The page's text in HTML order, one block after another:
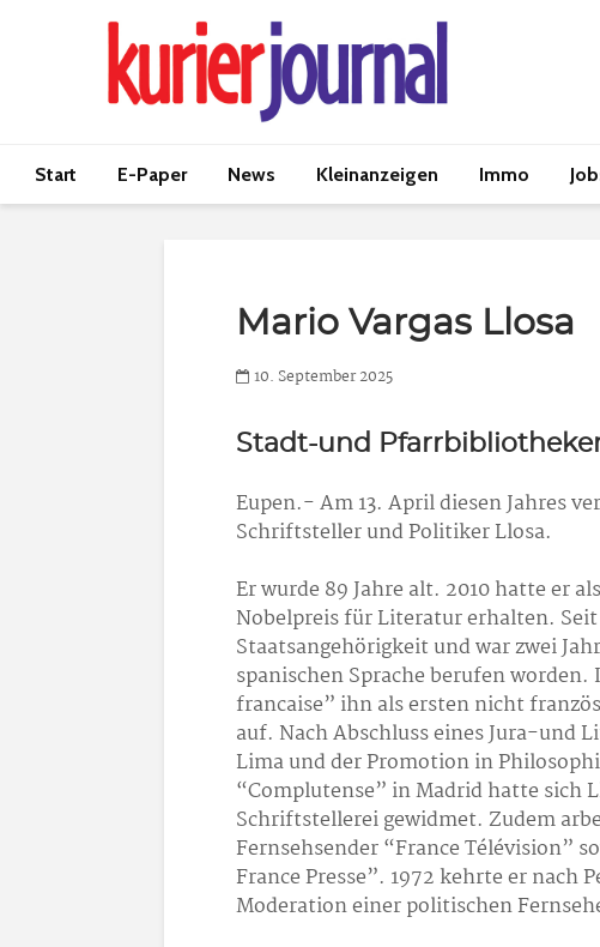
Start E-Paper News Kleinanzeigen Immo
Mario Vargas Llosa
10. September 2025
Stadt-und
Eupen.- Am 13. April diesen Jahres
Schriftsteller und Politiker Llosa.
Er wurde 89 Jahre alt. 2010 hatte er
Nobelpreis für Literatur erhalten. Seit
Staatsangehörigkeit und war zwei
spanischen Sprache berufen
francaise” ihn als ersten nicht
auf. Nach Abschluss eines Jura-und
Lima und der Promotion in
“Complutense” in Madrid hatte sich
Schriftstellerei gewidmet. Zudem
Fernsehsender “France Télévision”
France Presse”. 1972 kehrte er nach
Moderation einer politischen